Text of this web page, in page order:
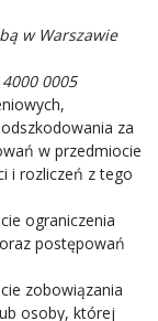
w Warszawie
0005
za
w przedmiocie
i rozliczeń z tego
ograniczenia
postępowań
zobowiązania
osoby, której